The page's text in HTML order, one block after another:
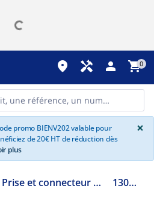
place handyman person shopping_cart0
promo BIENV202 valable pour
de 20€ HT de réduction dès
plus
×
Prise et connecteur de type RJ45 pour réseau LAN 130861-0802KE